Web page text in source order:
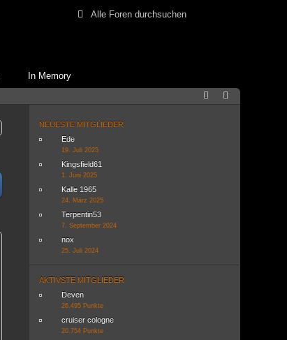
In Memory
NEUESTE MITGLIEDER
Ede
19. Juli 2025
Kingsfield61
1. Juni 2025
Kalle 1965
24. März 2025
Terpentin53
7. September 2024
nox
25. Juli 2024
AKTIVSTE MITGLIEDER
Deven
26.495 Punkte
cruiser cologne
20.754 Punkte